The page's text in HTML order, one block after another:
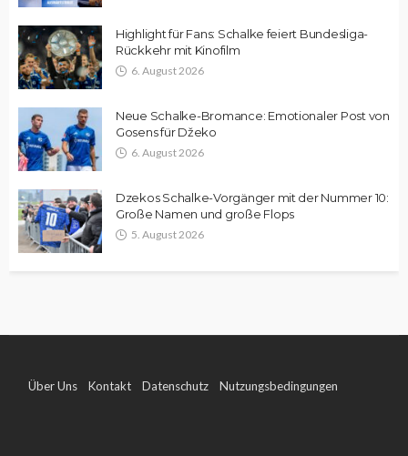
Highlight für Fans: Schalke feiert Bundesliga-
Rückkehr mit Kinofilm
6. August 2026
Neue Schalke-Bromance: Emotionaler Post von
Gosens für Džeko
6. August 2026
Dzekos Schalke-Vorgänger mit der Nummer 10:
Große Namen und große Flops
5. August 2026
Über Uns Kontakt Datenschutz Nutzungsbedingungen